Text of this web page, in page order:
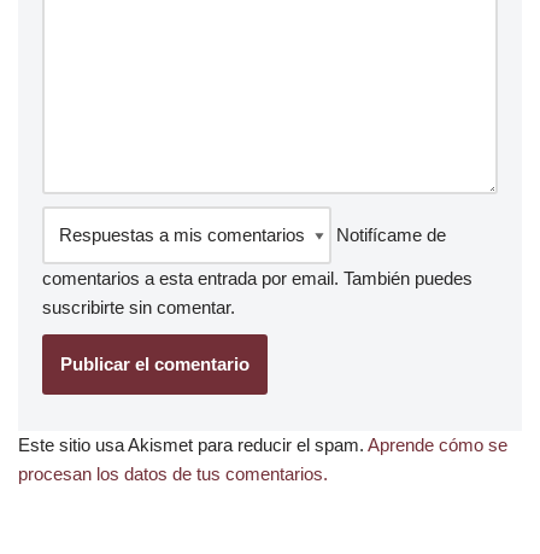
Notifícame de
comentarios a esta entrada por email. También puedes
suscribirte sin comentar.
Este sitio usa Akismet para reducir el spam. Aprende cómo se
procesan los datos de tus comentarios.